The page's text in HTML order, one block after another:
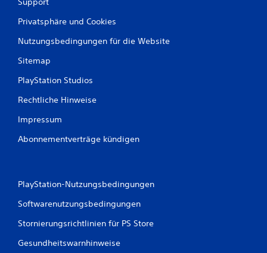
Privatsphäre und Cookies
Nutzungsbedingungen für die Website
Sitemap
PlayStation Studios
Rechtliche Hinweise
Impressum
Abonnementverträge kündigen
PlayStation-Nutzungsbedingungen
Softwarenutzungsbedingungen
Stornierungsrichtlinien für PS Store
Gesundheitswarnhinweise